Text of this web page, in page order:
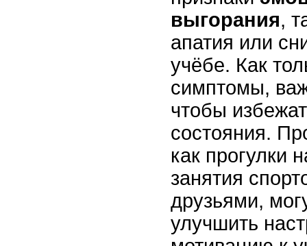
выгорания,
апатия или
учёбе. Как
симптомы,
чтобы
состояния.
как прогулки
занятия
друзьями,
улучшить